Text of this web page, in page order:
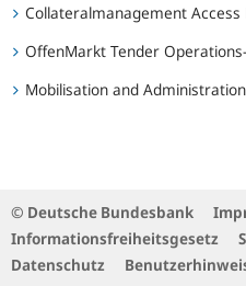
Collateralmanagement Access
OffenMarkt Tender
Mobilisation and
© Deutsche Bundesbank
Informationsfreiheitsgesetz
Datenschutz